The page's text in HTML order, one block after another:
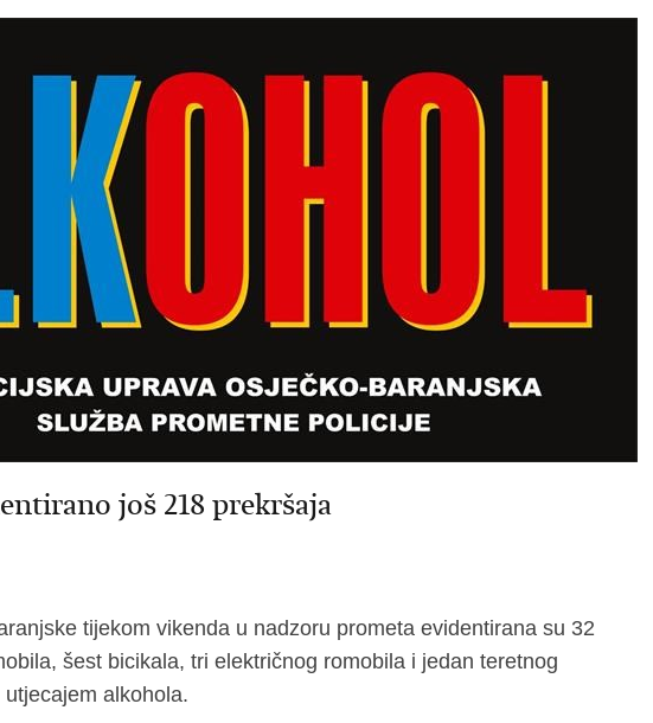
još 218 prekršaja
tijekom vikenda u nadzoru prometa evidentirana su 32
šest bicikala, tri električnog romobila i jedan teretnog
alkohola.